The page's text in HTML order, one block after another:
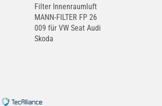
Filter Innenraumluft
MANN-FILTER FP 26
009 für VW Seat Audi
Skoda